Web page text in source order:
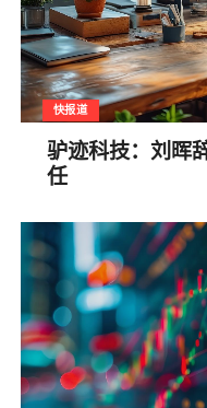
快报道
驴迹科技：刘晖
任